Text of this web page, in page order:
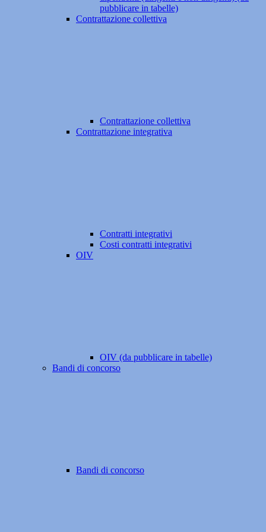
pubblicare in tabelle)
Contrattazione collettiva
Contrattazione collettiva
Contrattazione integrativa
Contratti integrativi
Costi contratti integrativi
OIV
OIV (da pubblicare in tabelle)
Bandi di concorso
Bandi di concorso